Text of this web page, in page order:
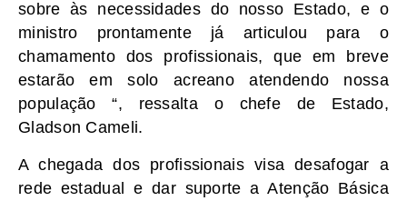
sobre às necessidades do nosso Estado, e o
ministro prontamente já articulou para o
chamamento dos profissionais, que em breve
estarão em solo acreano atendendo nossa
população “, ressalta o chefe de Estado,
Gladson Cameli.
A chegada dos profissionais visa desafogar a
rede estadual e dar suporte a Atenção Básica